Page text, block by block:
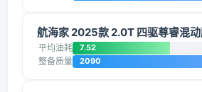
航海家 2025款 2.0T 四驱尊睿混
平均油耗 7.52
整备质量 2090